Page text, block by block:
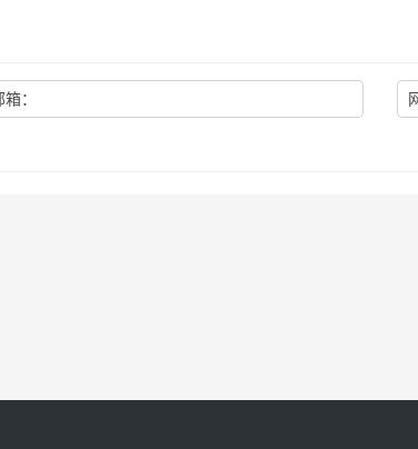
箱：